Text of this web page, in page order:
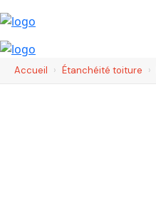
Accueil › Étanchéité toiture ›